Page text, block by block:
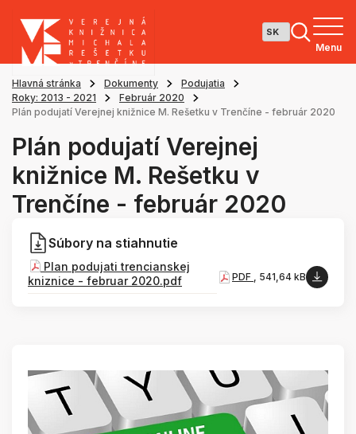
Menu
Hlavná stránka Dokumenty
Podujatia
Roky: 2013 - 2021
Február 2020
Plán podujatí Verejnej knižnice M. Rešetku v Trenčíne - február 2020
Plán podujatí Verejnej
knižnice M. Rešetku v
Trenčíne - február 2020
Súbory na stiahnutie
Plan podujati trencianskej
kniznice - februar 2020.pdf
PDF , 541,64 kB